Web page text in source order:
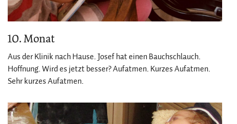
10. Monat
Aus der Klinik nach Hause. Josef hat einen Bauchschlauch.
Hoffnung. Wird es jetzt besser? Aufatmen. Kurzes Aufatmen.
Sehr kurzes Aufatmen.